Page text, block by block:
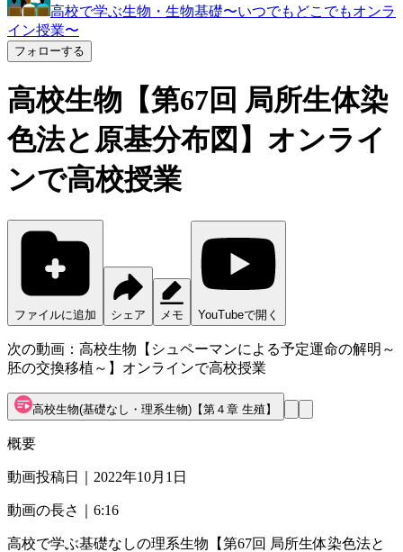
高校で学ぶ生物・生物基礎〜いつでもどこでもオンラ
イン授業〜
フォローする
高校生物【第67回 局所生体染
色法と原基分布図】オンライ
ンで高校授業
ファイルに追加 シェア メモ YouTubeで開く
次の動画： 高校生物【シュペーマンによる予定運命の解明～
胚の交換移植～】オンラインで高校授業
高校生物(基礎なし・理系生物)【第４章 生殖】
概要
動画投稿日｜ 2022年10月1日
動画の長さ｜ 6:16
高校で学ぶ基礎なしの理系生物【第67回 局所生体染色法と